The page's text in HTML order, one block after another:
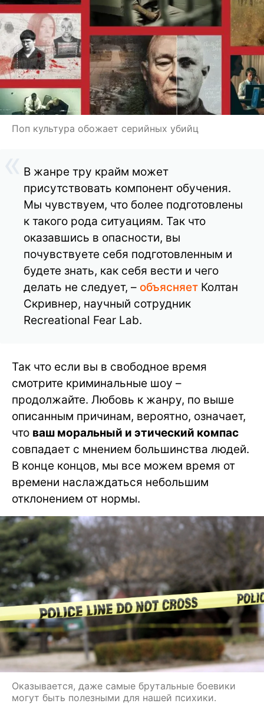
Поп культура обожает серийных убийц
В жанре тру крайм может
присутствовать компонент обучения.
Мы чувствуем, что более подготовлены
к такого рода ситуациям. Так что
оказавшись в опасности, вы
почувствуете себя подготовленным и
будете знать, как себя вести и чего
делать не следует, – объясняет Колтан
Скривнер, научный сотрудник
Recreational Fear Lab.
Так что если вы в свободное время
смотрите криминальные шоу –
продолжайте. Любовь к жанру, по выше
описанным причинам, вероятно, означает,
что ваш моральный и этический компас
совпадает с мнением большинства людей.
В конце концов, мы все можем время от
времени наслаждаться небольшим
отклонением от нормы.
Оказывается, даже самые брутальные боевики
могут быть полезными для нашей психики.